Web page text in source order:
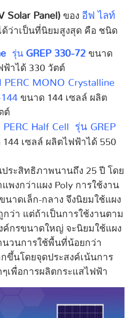
Solar Panel) ของ อีฟ ไลท์
ว่าเป็นที่นิยมสูงสุด คือ ชนิด
รุ่น GREP 330-72 ขนาด
ฟ้าได้ 330 วัตต์
PERC MONO Crystalline
ขนาด 144 เซลล์ ผลิต
ต์
Half Cell รุ่น GREP
เซลล์ ผลิตไฟฟ้าได้ 550
ระสิทธิภาพนานถึง 25 ปี โดย
พงกว่าแผง Poly การใช้งาน
าดเล็ก-กลาง จึงนิยมใช้แผง
กว่า แต่ถ้าเป็นการใช้งานตาม
ค์กรขนาดใหญ่ จะนิยมใช้แผง
นวนการใช้พื้นที่น้อยกว่า
ขึ้นโดยจุดประสงค์เน้นการ
เพื่อการผลิตกระแสไฟฟ้า